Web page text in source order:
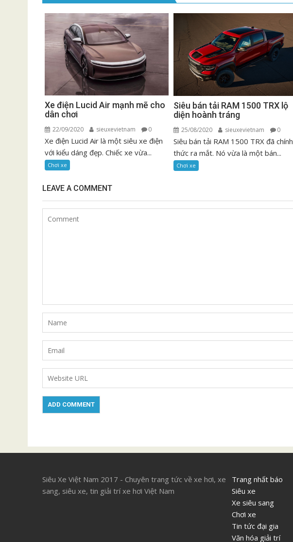
Xe điện Lucid Air mạnh mẽ cho
dân chơi
22/09/2020 sieuxevietnam 0
Xe điện Lucid Air là một siêu xe điện
với kiểu dáng đẹp. Chiếc xe vừa...
Chơi xe
Siêu bán tải RAM 1500 TRX lộ
diện hoành tráng
25/08/2020 sieuxevietnam 0
Siêu bán tải RAM 1500 TRX đã chính
thức ra mắt. Nó vừa là một bán...
Chơi xe
LEAVE A COMMENT
Siêu Xe Việt Nam 2017 - Chuyên trang tức về xe hơi, xe
sang, siêu xe, tin giải trí xe hơi Việt Nam
Trang nhất báo
Siêu xe
Xe siêu sang
Chơi xe
Tin tức đại gia
Văn hóa giải trí